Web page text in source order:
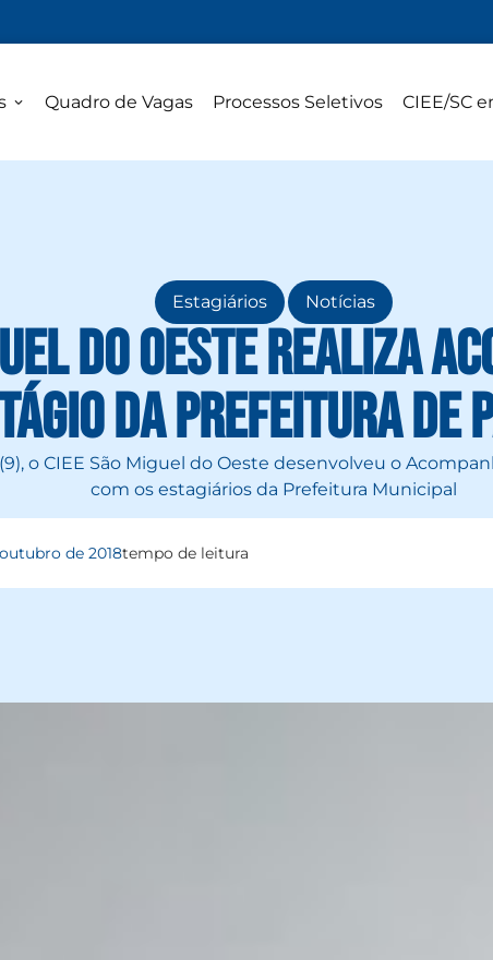
Quadro de Vagas Processos Seletivos CIEE/SC
Estagiários , Notícias
do Oeste realiza
da Prefeitura de
o CIEE São Miguel do Oeste desenvolveu o
com os estagiários da Prefeitura Municipal
outubro de 2018tempo de leitura